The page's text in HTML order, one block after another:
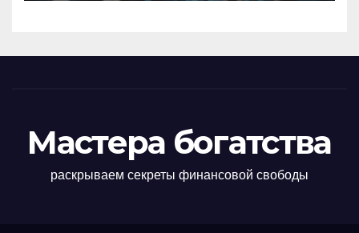
Мастера богатства
раскрываем секреты финансовой свободы